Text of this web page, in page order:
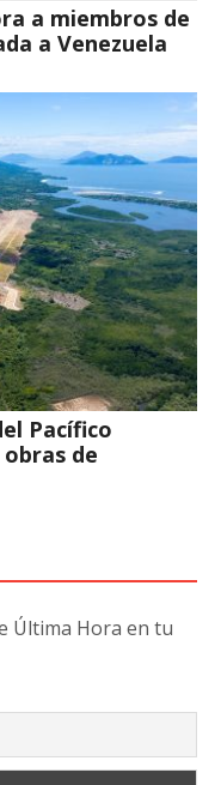
a miembros de
a Venezuela
Pacífico
de
Última Hora en tu